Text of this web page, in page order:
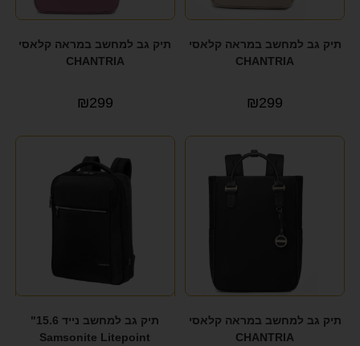
תיק גב למחשב במראה קלאסי
CHANTRIA
₪299
תיק גב למחשב במראה קלאסי
CHANTRIA
₪299
תיק גב למחשב במראה קלאסי
CHANTRIA
תיק גב למחשב נייד 15.6"
Samsonite Litepoint